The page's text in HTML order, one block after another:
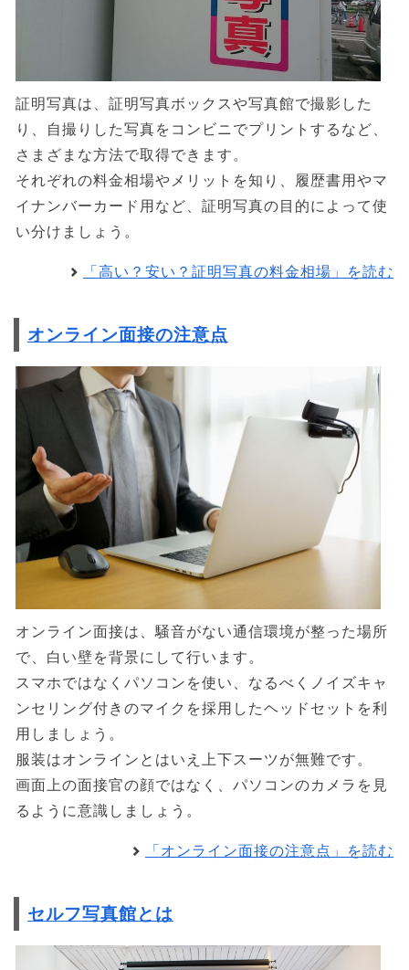
証明写真は、証明写真ボックスや写真館で撮影した
り、自撮りした写真をコンビニでプリントするなど、
さまざまな方法で取得できます。
それぞれの料金相場やメリットを知り、履歴書用やマ
イナンバーカード用など、証明写真の目的によって使
い分けましょう。
「高い？安い？証明写真の料金相場」を読む
オンライン面接の注意点
オンライン面接は、騒音がない通信環境が整った場所
で、白い壁を背景にして行います。
スマホではなくパソコンを使い、なるべくノイズキャ
ンセリング付きのマイクを採用したヘッドセットを利
用しましょう。
服装はオンラインとはいえ上下スーツが無難です。
画面上の面接官の顔ではなく、パソコンのカメラを見
るように意識しましょう。
「オンライン面接の注意点」を読む
セルフ写真館とは